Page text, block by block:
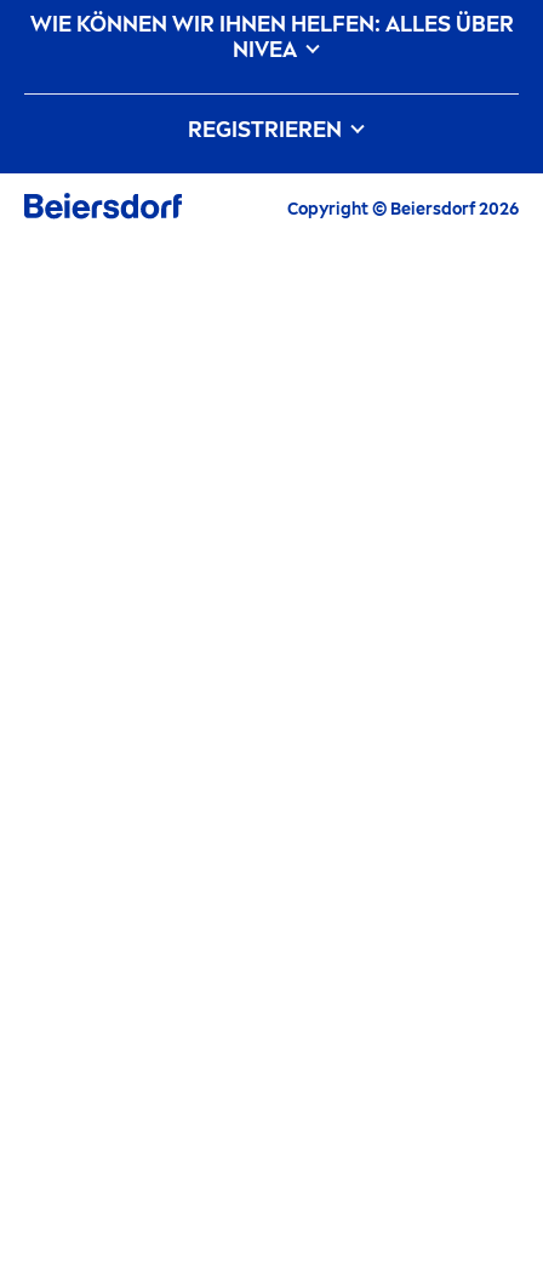
WIE KÖNNEN WIR IHNEN HELFEN: ALLES ÜBER
NIVEA
Markenhistorie
Karriere bei Beiersdorf
Unsere Philosophie
Kontakt
REGISTRIEREN
Alle aktuellen Highlights, Pflegetipps,Copyright © Beiersdorf 2026